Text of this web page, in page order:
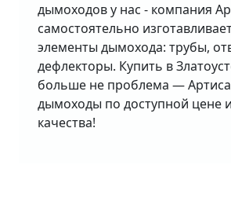
дымоходов у нас - компания
самостоятельно
элементы дымохода: трубы,
дефлекторы. Купить в
больше не проблема —
дымоходы по доступной цене
качества!